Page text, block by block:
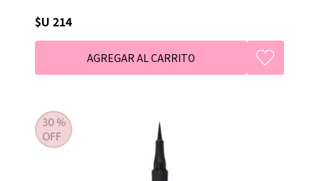
$U 214